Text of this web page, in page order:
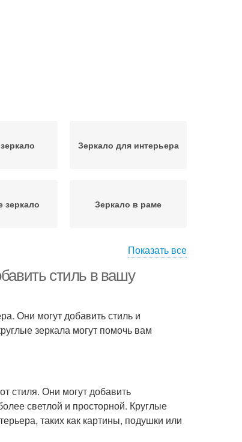
Зеркало для интерьера
зеркало Зеркало в раме
Показать все
стиль в вашу
Они могут добавить стиль и
зеркала могут помочь вам
стиля. Они могут добавить
светлой и просторной. Круглые
таких как картины, подушки или